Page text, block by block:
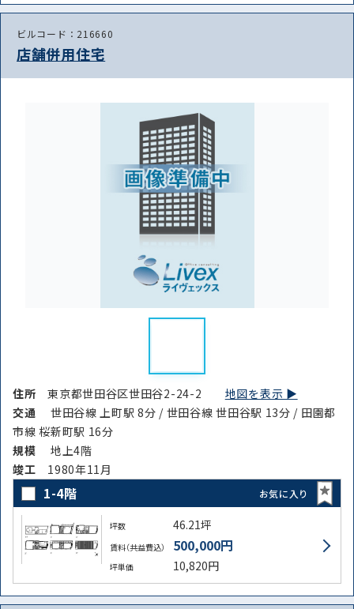
から探す
路線・駅
から探す
ビルコード：216660
店舗併用住宅
住所東京都世田谷区世田谷2-24-2 地図を表示 ▶︎
交通
世田谷線 上町駅 8分 / 世田谷線 世田谷駅 13分 / 田園都
市線 桜新町駅 16分
規模
地上4階
竣⼯ 1980年11月
1-4階 お気に入り
坪数 46.21坪
賃料（共益費込） 500,000円
坪単価 10,820円